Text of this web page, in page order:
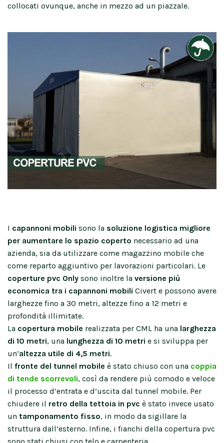
collocati ovunque, anche in mezzo ad un piazzale.
I capannoni mobili sono la soluzione logistica migliore
per aumentare lo spazio coperto necessario ad una
azienda, sia da utilizzare come magazzino mobile che
come reparto aggiuntivo per lavorazioni particolari. Le
coperture pvc Only sono inoltre la versione più
economica tra i capannoni mobili Civert e possono avere
larghezze fino a 30 metri, altezze fino a 12 metri e
profondità illimitate.
La copertura mobile realizzata per CML ha una larghezza
di 10 metri, una lunghezza di 10 metri e si sviluppa per
un’altezza utile di 4,5 metri.
Il fronte del tunnel mobile è stato chiuso con una coppia
di tende scorrevoli, così da rendere più comodo e veloce
il processo d’entrata e d’uscita dal tunnel mobile. Per
chiudere il retro della tettoia in pvc è stato invece usato
un tamponamento fisso, in modo da sigillare la
struttura dall’esterno. Infine, i fianchi della copertura pvc